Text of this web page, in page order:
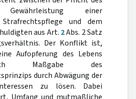
einer
und dem
aus Art. 2Abs. 2 Satz
Der Konflikt ist,
Aufopferung des Lebens
Maßgabe des
durch Abwägung der
zu lösen. Dabei